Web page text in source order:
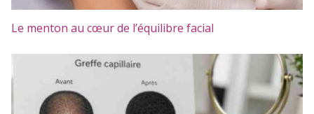
Le menton au cœur de l’équilibre facial